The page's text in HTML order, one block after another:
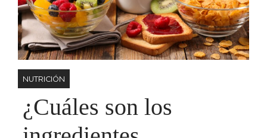
NUTRICIÓN
¿Cuáles son los